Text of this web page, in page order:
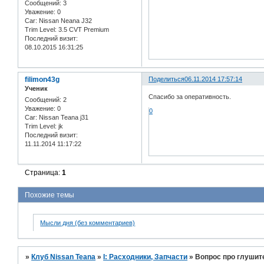
Сообщений: 3
Уважение: 0
Car: Nissan Neana J32
Trim Level: 3.5 CVT Premium
Последний визит:
08.10.2015 16:31:25
Поделиться06.11.2014 17:57:14
filimon43g
Ученик
Сообщений: 2
Уважение: 0
Car: Nissan Teana j31
Trim Level: jk
Последний визит:
11.11.2014 11:17:22
Спасибо за оперативность.
0
Страница:1
Похожие темы
Мысли дня (без комментариев)
»Клуб Nissan Teana »I: Расходники, Запчасти »Вопрос про